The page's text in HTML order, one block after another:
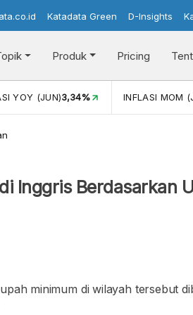
Katadata Green D-Insights
Produk Pricing
YOY (JUN)3,34% INFLASI MOM
Inggris Berdasarkan
minimum di wilayah tersebut